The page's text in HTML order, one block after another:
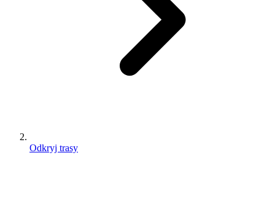
Odkryj trasy